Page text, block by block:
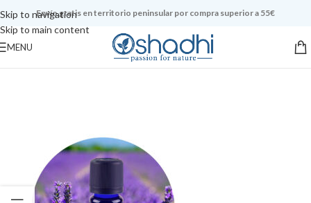
Skip to navigation
Skip to main content
Envío gratis en territorio peninsular por compra superior a 55€
MENU